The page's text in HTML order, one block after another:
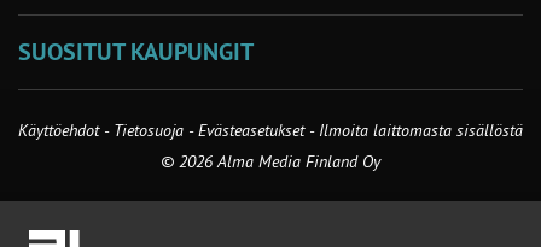
SUOSITUT KAUPUNGIT
Käyttöehdot - Tietosuoja -Evästeasetukset- Ilmoita laittomasta sisällöstä
© 2026 Alma Media Finland Oy